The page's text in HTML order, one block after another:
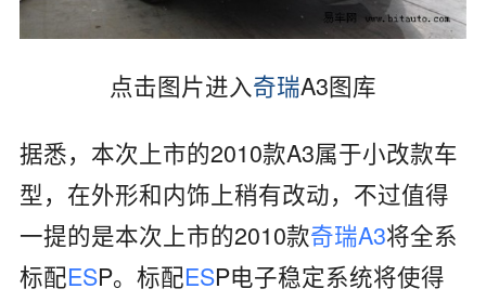
点击图片进入奇瑞A3图库
据悉，本次上市的2010款A3属于小改款车
型，在外形和内饰上稍有改动，不过值得
一提的是本次上市的2010款奇瑞A3将全系
标配ESP。标配ESP电子稳定系统将使得